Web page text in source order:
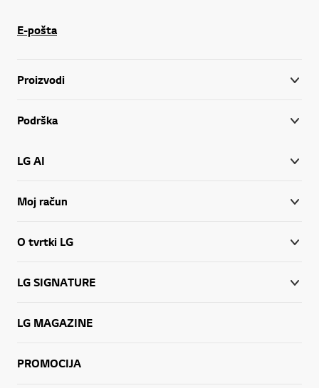
E-pošta
Proizvodi
Podrška
LG AI
Moj račun
O tvrtki LG
LG SIGNATURE
LG MAGAZINE
PROMOCIJA